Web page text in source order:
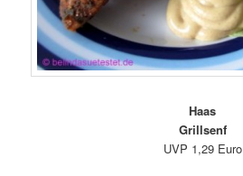
Haas
Grillsenf
UVP 1,29 Euro